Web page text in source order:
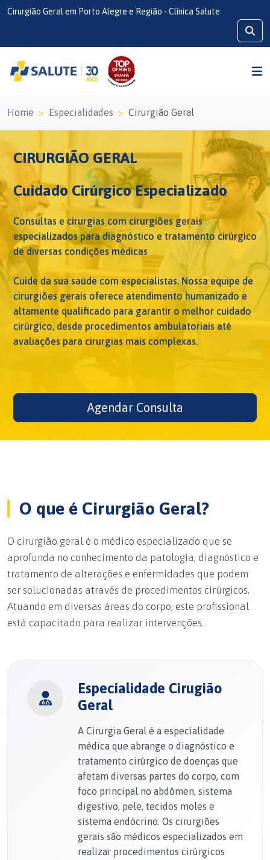
Cirurgião Geral em Porto Alegre e Região - Clínica Salute
Home Especialidades Cirurgião Geral
CIRURGIÃO GERAL
Cuidado Cirúrgico Especializado
Consultas e cirurgias com cirurgiões gerais
especializados para diagnóstico e tratamento cirúrgico
de diversas condições médicas
Cuide da sua saúde com especialistas. Nossa equipe de
cirurgiões gerais oferece atendimento humanizado e
altamente qualificado para garantir o melhor cuidado
cirúrgico, desde procedimentos ambulatoriais até
avaliações para cirurgias mais complexas.
Agendar Consulta
O que é Cirurgião Geral?
O cirurgião geral é o médico especializado que se
aprofunda no conhecimento da patologia, diagnóstico e
tratamento de alterações e enfermidades que podem
ser solucionadas através de procedimentos cirúrgicos.
Atuando em diversas áreas do corpo, este profissional
está capacitado para realizar intervenções.
Especialidade Cirugião
Geral
A Cirurgia Geral é a especialidade
médica que abrange o diagnóstico e
tratamento cirúrgico de doenças que
afetam diversas partes do corpo, com
foco principal no abdômen, sistema
digestivo, pele, tecidos moles e
sistema endócrino. Os cirurgiões
gerais são médicos especializados em
realizar procedimentos cirúrgicos